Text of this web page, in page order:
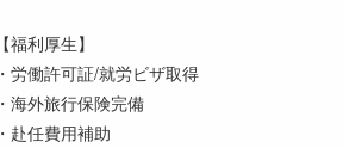
【福利厚生】
・労働許可証/就労ビザ取得
・海外旅行保険完備
・赴任費用補助